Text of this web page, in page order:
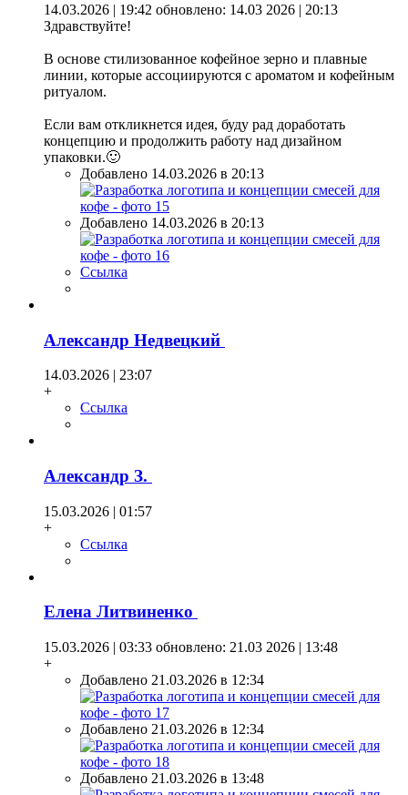
14.03.2026 | 19:42 обновлено: 14.03 2026 | 20:13
Здравствуйте!
В основе стилизованное кофейное зерно и плавные
линии, которые ассоциируются с ароматом и кофейным
ритуалом.
Если вам откликнется идея, буду рад доработать
концепцию и продолжить работу над дизайном
упаковки.🙂
Добавлено 14.03.2026 в 20:13
Добавлено 14.03.2026 в 20:13
Ссылка
Александр Недвецкий
14.03.2026 | 23:07
+
Ссылка
Александр З.
15.03.2026 | 01:57
+
Ссылка
Елена Литвиненко
15.03.2026 | 03:33 обновлено: 21.03 2026 | 13:48
+
Добавлено 21.03.2026 в 12:34
Добавлено 21.03.2026 в 12:34
Добавлено 21.03.2026 в 13:48